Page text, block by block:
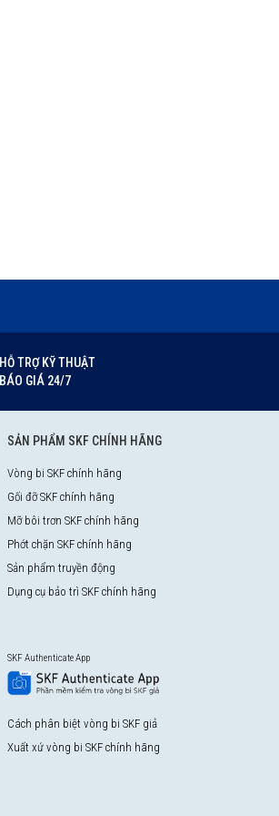
HỖ TRỢ KỸ THUẬT
BÁO GIÁ 24/7
SẢN PHẨM SKF CHÍNH HÃNG
Vòng bi SKF chính hãng
Gối đỡ SKF chính hãng
Mỡ bôi trơn SKF chính hãng
Phớt chặn SKF chính hãng
Sản phẩm truyền động
Dụng cụ bảo trì SKF chính hãng
SKF Authenticate App
Cách phân biệt vòng bi SKF giả
Xuất xứ vòng bi SKF chính hãng